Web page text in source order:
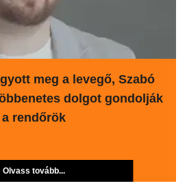
meg a levegő, Szabó
dolgot gondolják
a rendőrök
Olvass tovább...